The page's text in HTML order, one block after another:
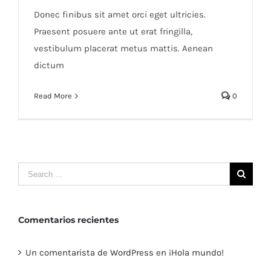
Donec finibus sit amet orci eget ultricies.
Praesent posuere ante ut erat fringilla,
vestibulum placerat metus mattis. Aenean
dictum
Read More 0
Comentarios recientes
Un comentarista de WordPress en ¡Hola mundo!